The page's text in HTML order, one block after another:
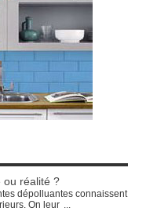
ou réalité ?
dépolluantes connaissent
On leur ...